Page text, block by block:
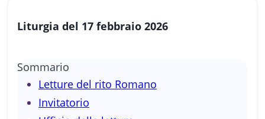
Liturgia del 17 febbraio 2026
Sommario
Letture del rito Romano
Invitatorio